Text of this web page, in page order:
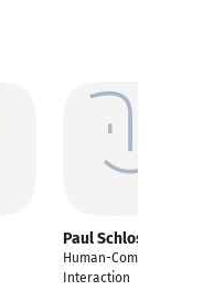
Paul Schlosser
Human-Computer-
Interaction